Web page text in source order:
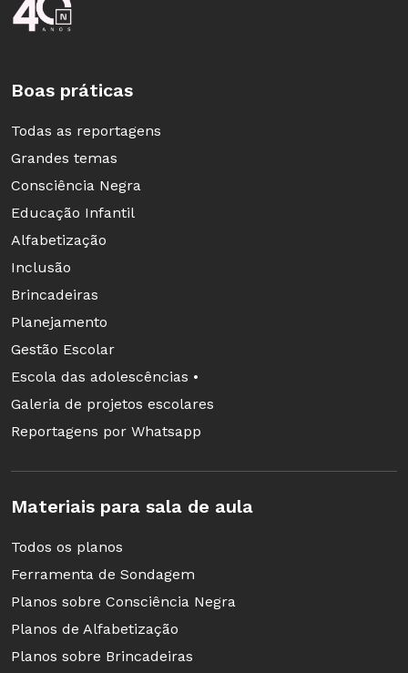
Boas práticas
Todas as reportagens
Grandes temas
Consciência Negra
Educação Infantil
Alfabetização
Inclusão
Brincadeiras
Planejamento
Gestão Escolar
Escola das adolescências •
Galeria de projetos escolares
Reportagens por Whatsapp
Materiais para sala de aula
Todos os planos
Ferramenta de Sondagem
Planos sobre Consciência Negra
Planos de Alfabetização
Planos sobre Brincadeiras